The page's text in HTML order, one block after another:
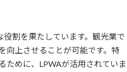
割を果たしています。観光業で
向上させることが可能です。特
ために、LPWAが活用されていま